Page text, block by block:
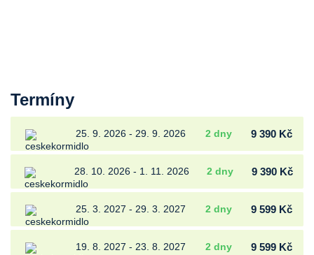
Termíny
25. 9. 2026 - 29. 9. 2026 2 dny 9 390 Kč
28. 10. 2026 - 1. 11. 2026 2 dny 9 390 Kč
25. 3. 2027 - 29. 3. 2027 2 dny 9 599 Kč
19. 8. 2027 - 23. 8. 2027 2 dny 9 599 Kč